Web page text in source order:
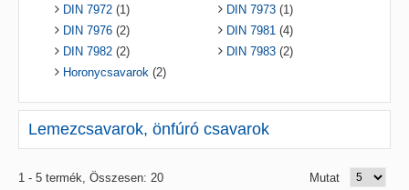
DIN 7972(1) DIN 7973(1)
DIN 7976(2) DIN 7981(4)
DIN 7982(2) DIN 7983(2)
Horonycsavarok(2)
Lemezcsavarok, önfúró csavarok
1 - 5 termék, Összesen: 20 Mutat